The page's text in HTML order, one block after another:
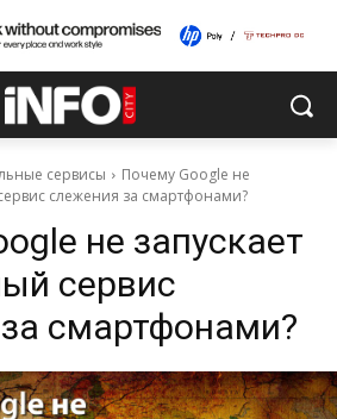
сервисы
Почему Google не
слежения за смартфонами?
не запускает
сервис
смартфонами?